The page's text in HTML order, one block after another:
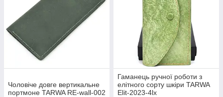
Чоловіче довге вертикальне
портмоне TARWA RE-wall-002
Гаманець ручної роботи з
елітного сорту шкіри TARWA
Elit-2023-4lx